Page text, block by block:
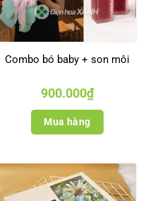
Combo bó baby + son môi
900.000₫
Mua hàng